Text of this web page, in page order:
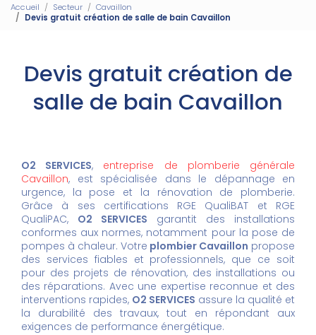
Accueil Secteur
Cavaillon
Devis gratuit création de salle de bain Cavaillon
Devis gratuit création de
salle de bain Cavaillon
O2 SERVICES, entreprise de plomberie générale
Cavaillon, est spécialisée dans le dépannage en
urgence, la pose et la rénovation de plomberie.
Grâce à ses certifications RGE QualiBAT et RGE
QualiPAC, O2 SERVICES garantit des installations
conformes aux normes, notamment pour la pose de
pompes à chaleur. Votre plombier Cavaillon propose
des services fiables et professionnels, que ce soit
pour des projets de rénovation, des installations ou
des réparations. Avec une expertise reconnue et des
interventions rapides, O2 SERVICES assure la qualité et
la durabilité des travaux, tout en répondant aux
exigences de performance énergétique.